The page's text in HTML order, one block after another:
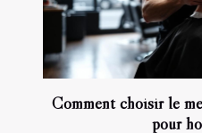
Comment choisir le
pour